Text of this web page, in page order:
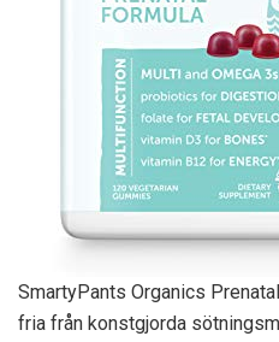
SmartyPants Organics
fria från konstgjorda